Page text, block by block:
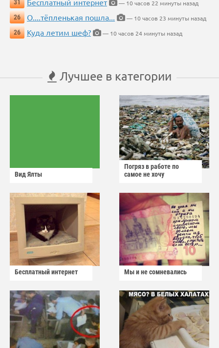
31
Бесплатный интернет
— 10 часов 22 минуты назад
26
О....тёпленькая пошла...
— 10 часов 23 минуты назад
26
Куда летим шеф? — 10 часов 24 минуты назад
Лучшее в категории
Вид Ялты
Погряз в работе по
самое не хочу
Бесплатный интернет Мы и не сомневались